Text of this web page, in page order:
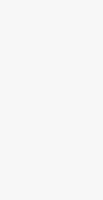
Os nossos custos
e MOQ são, em
inferiores aos
Podemos
tampas, rótulos e
personalizar a
Fabricante de
certificação ISO
A GlassRock é
no fabrico e
garrafas de
produzimos